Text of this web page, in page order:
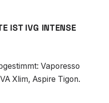
IST IVG INTENSE
Vaporesso
Xlim, Aspire Tigon.